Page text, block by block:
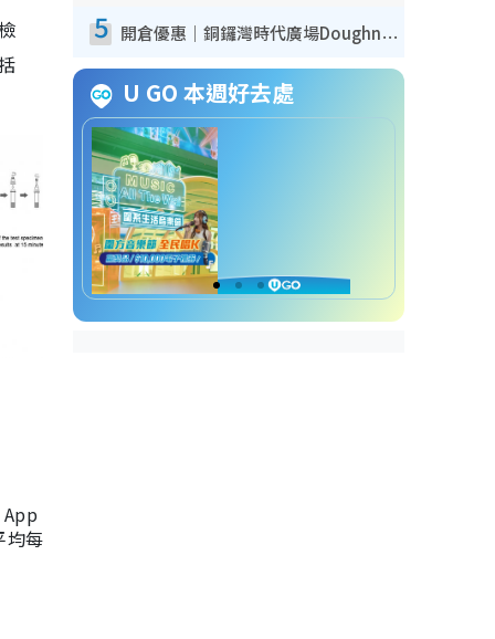
均每
5 開倉優惠｜銅鑼灣時代廣場Doughnut/Campo Marzio開倉低至1折！背囊、書包、手袋劈價$200起
U GO 本週好去處